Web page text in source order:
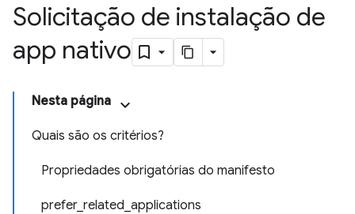
Solicitação de instalação de
app nativo
Nesta página
Quais são os critérios?
Propriedades obrigatórias do manifesto
prefer_related_applications